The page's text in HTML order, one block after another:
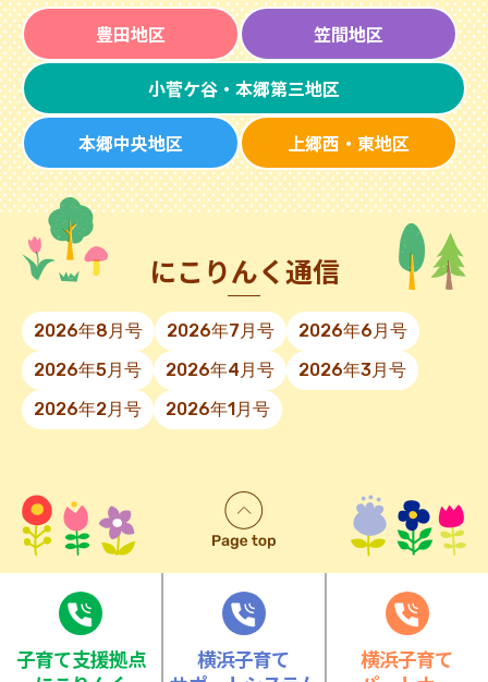
豊田地区 笠間地区
小菅ケ谷・本郷第三地区
本郷中央地区 上郷西・東地区
にこりんく通信
2026年8月号 2026年7月号
2026年6月号
2026年5月号
2026年4月号
2026年3月号
2026年2月号
2026年1月号
⼦育て⽀援拠点
横浜子育て
横浜子育て